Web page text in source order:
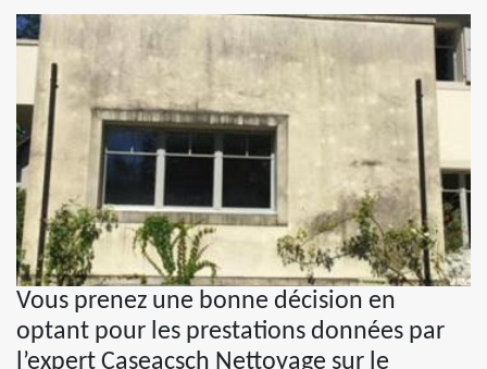
Vous prenez une bonne décision en
optant pour les prestations données par
l’expert Caseacsch Nettoyage sur le